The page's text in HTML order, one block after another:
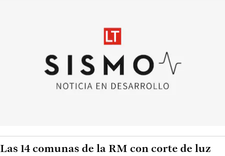
Las 14 comunas de la RM con corte de luz